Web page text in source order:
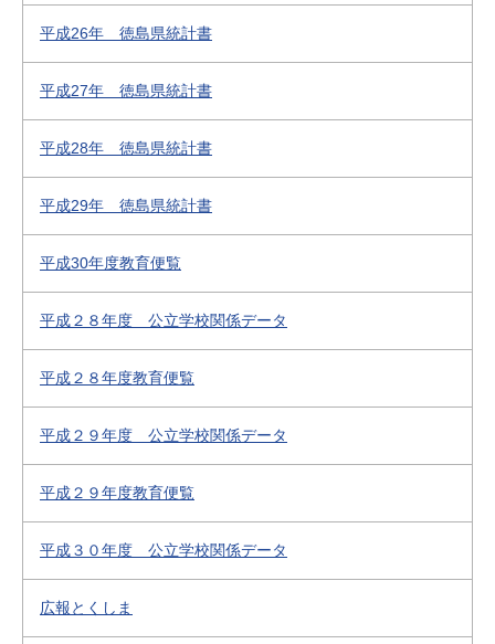
平成26年 徳島県統計書
平成27年 徳島県統計書
平成28年 徳島県統計書
平成29年 徳島県統計書
平成30年度教育便覧
平成２８年度 公立学校関係データ
平成２８年度教育便覧
平成２９年度 公立学校関係データ
平成２９年度教育便覧
平成３０年度 公立学校関係データ
広報とくしま